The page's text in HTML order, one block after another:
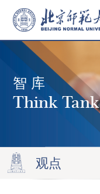
中文
概况
组织机构
学术委员会
MBA & MPA
智 库
Think Tank
观点